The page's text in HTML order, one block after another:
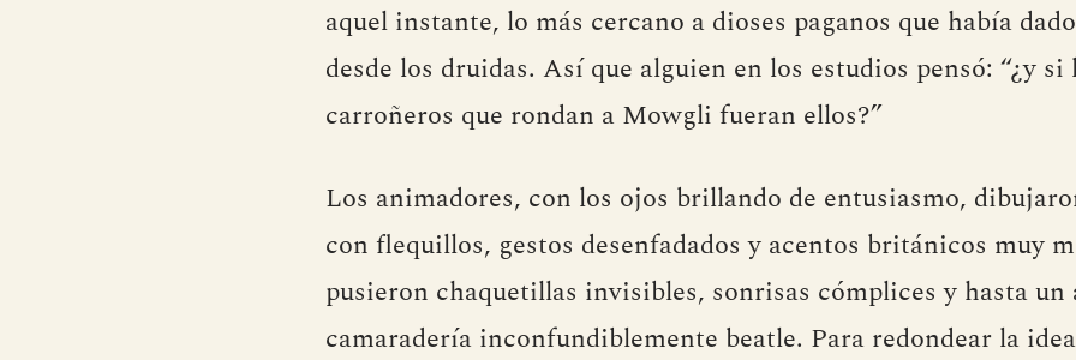
aquel instante, lo más cercano a dioses paganos que había
desde los druidas. Así que alguien en los estudios pensó: “¿y
carroñeros que rondan a Mowgli fueran ellos?”
Los animadores, con los ojos brillando de entusiasmo,
con flequillos, gestos desenfadados y acentos británicos muy
pusieron chaquetillas invisibles, sonrisas cómplices y hasta un
camaradería inconfundiblemente beatle. Para redondear la